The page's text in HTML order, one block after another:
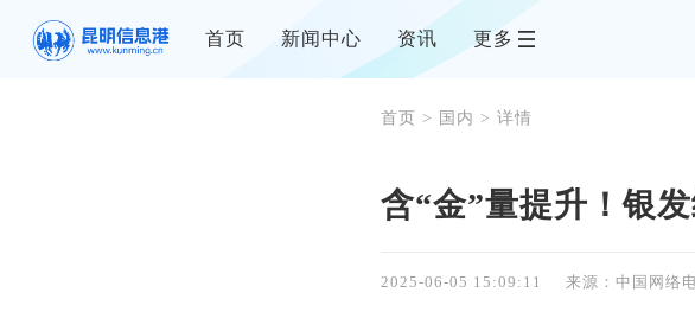
首页 新闻中心 资讯 更多
首页 > 国内 > 详情
含“金”量提升！银
2025-06-05 15:09:11 来源：中国网络